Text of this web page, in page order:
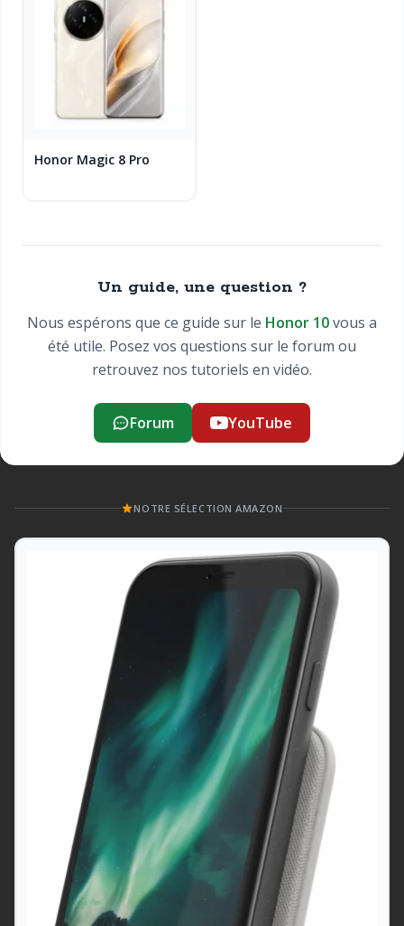
Honor Magic 8 Pro
Un guide, une question ?
Nous espérons que ce guide sur le Honor 10vous a
été utile. Posez vos questions sur le forum ou
retrouvez nos tutoriels en vidéo.
Forum YouTube
NOTRE SÉLECTION AMAZON